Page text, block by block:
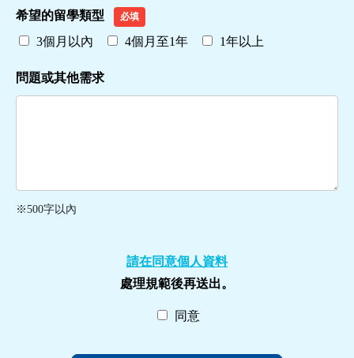
希望的留學類型 必填
3個月以內 4個月至1年 1年以上
問題或其他需求
※500字以內
請在同意個人資料
處理規範後再送出。
同意